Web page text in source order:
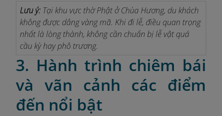
Lưu ý: Tại khu vực thờ Phật ở Chùa Hương, du khách
không được dâng vàng mã. Khi đi lễ, điều quan trọng
nhất là lòng thành, không cần chuẩn bị lễ vật quá
cầu kỳ hay phô trương.
3. Hành trình chiêm bái
và vãn cảnh các điểm
đến nổi bật